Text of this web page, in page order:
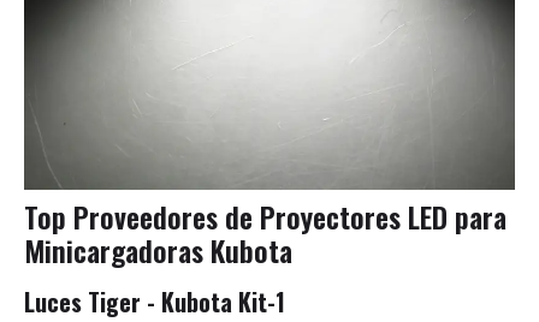
Top Proveedores de Proyectores LED para
Minicargadoras Kubota
Luces Tiger - Kubota Kit-1